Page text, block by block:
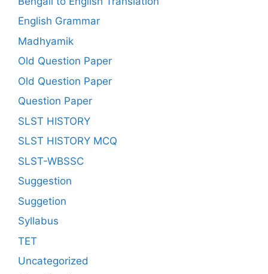
English Grammar
Madhyamik
Old Question Paper
Old Question Paper
Question Paper
SLST HISTORY
SLST HISTORY MCQ
SLST-WBSSC
Suggestion
Suggetion
Syllabus
TET
Uncategorized